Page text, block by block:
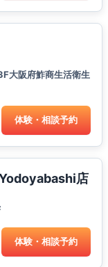
大阪府鮓商生活衛生
体験・相談予約
店
体験・相談予約